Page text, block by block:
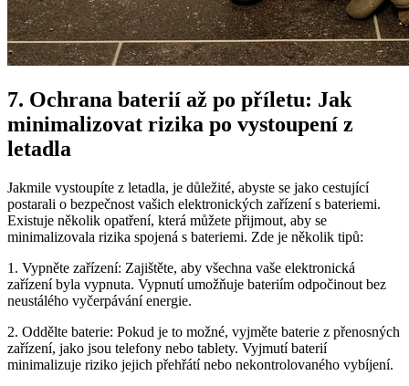
7. Ochrana baterií až po příletu: Jak
minimalizovat rizika po vystoupení z
letadla
Jakmile vystoupíte z letadla, je důležité, abyste se jako cestující
postarali o bezpečnost vašich elektronických zařízení s bateriemi.
Existuje několik opatření, která můžete přijmout, aby se
minimalizovala rizika spojená s bateriemi. Zde je několik tipů:
1. Vypněte zařízení: Zajištěte, aby všechna vaše elektronická
zařízení byla vypnuta. Vypnutí umožňuje bateriím odpočinout bez
neustálého vyčerpávání energie.
2. Oddělte baterie: Pokud je to možné, vyjměte baterie z přenosných
zařízení, jako jsou telefony nebo tablety. Vyjmutí baterií
minimalizuje riziko jejich přehřátí nebo nekontrolovaného vybíjení.